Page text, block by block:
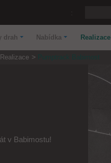
drah Nabídka Realizace
Realizace Pumptrack Babimost
v Babimostu!